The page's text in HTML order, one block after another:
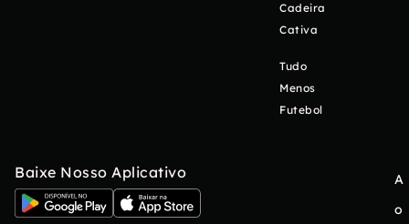
Cadeira
Cativa
Tudo
Menos
Futebol
Baixe Nosso Aplicativo
A
o